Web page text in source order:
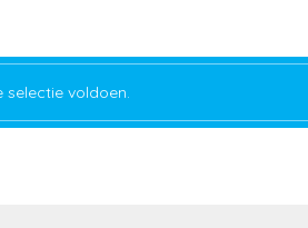
selectie voldoen.